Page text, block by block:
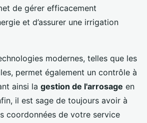
de gérer efficacement
et d’assurer une irrigation
modernes, telles que les
permet également un contrôle à
ainsi la gestion de l'arrosage en
il est sage de toujours avoir à
coordonnées de votre service